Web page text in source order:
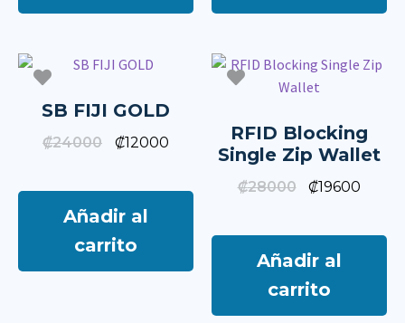
SB FIJI GOLD
₡24000 ₡12000
Añadir al
carrito
RFID Blocking
Single Zip Wallet
₡28000 ₡19600
Añadir al
carrito